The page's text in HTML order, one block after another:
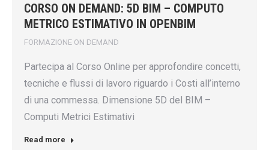
CORSO ON DEMAND: 5D BIM – COMPUTO
METRICO ESTIMATIVO IN OPENBIM
FORMAZIONE ON DEMAND
Partecipa al Corso Online per approfondire concetti,
tecniche e flussi di lavoro riguardo i Costi all’interno
di una commessa. Dimensione 5D del BIM –
Computi Metrici Estimativi
Read more